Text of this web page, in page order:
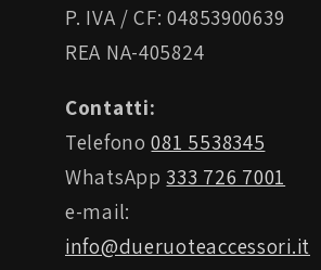
P. IVA / CF: 04853900639
REA NA-405824
Contatti:
Telefono081 5538345
WhatsApp 333 726 7001
e-mail:
info@dueruoteaccessori.it